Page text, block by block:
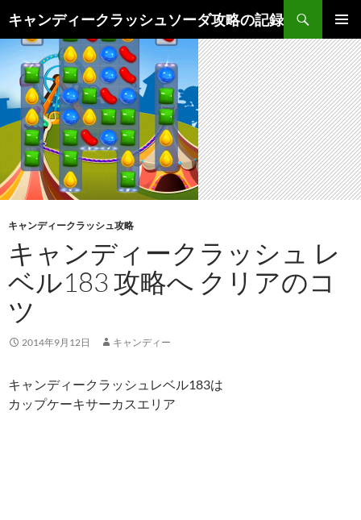
キャンディークラッシュソーダ攻略の記録
索
メインメ
ニュー
ン
ツ
ッ
プ
キャンディークラッシュ攻略
キャンディークラッシュ レ
ベル183 攻略へ クリアのコ
ツ
2014年9月12日 キャンディー
キャンディークラッシュレベル183は
カップケーキサーカスエリア